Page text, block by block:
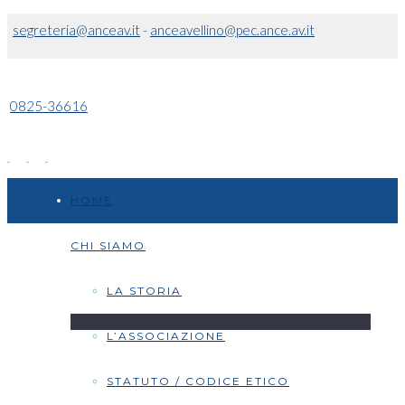
segreteria@anceav.it- anceavellino@pec.ance.av.it
0825-36616
CHI SIAMO
LA STORIA
L’ASSOCIAZIONE
STATUTO / CODICE ETICO